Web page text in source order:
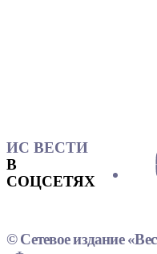
ИС ВЕСТИ
В
СОЦСЕТЯХ
© Сетевое издание